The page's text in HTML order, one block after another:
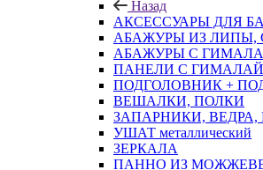
Назад
АКСЕССУАРЫ ДЛЯ
АБАЖУРЫ ИЗ ЛИПЫ,
АБАЖУРЫ С
ПАНЕЛИ С
ПОДГОЛОВНИК +
ВЕШАЛКИ, ПОЛКИ
ЗАПАРНИКИ, ВЕДРА,
УШАТ металлический
ЗЕРКАЛА
ПАННО ИЗ